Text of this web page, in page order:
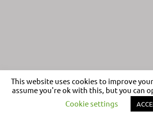
This website uses cookies to improve
assume you're ok with this, but you can
Cookie settings